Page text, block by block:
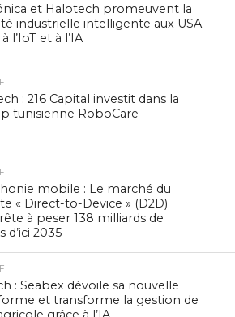
et Halotech promeuvent la
industrielle intelligente aux USA
l’IoT et à l’IA
: 216 Capital investit dans la
tunisienne RoboCare
mobile : Le marché du
« Direct-to-Device » (D2D)
à peser 138 milliards de
d’ici 2035
: Seabex dévoile sa nouvelle
et transforme la gestion de